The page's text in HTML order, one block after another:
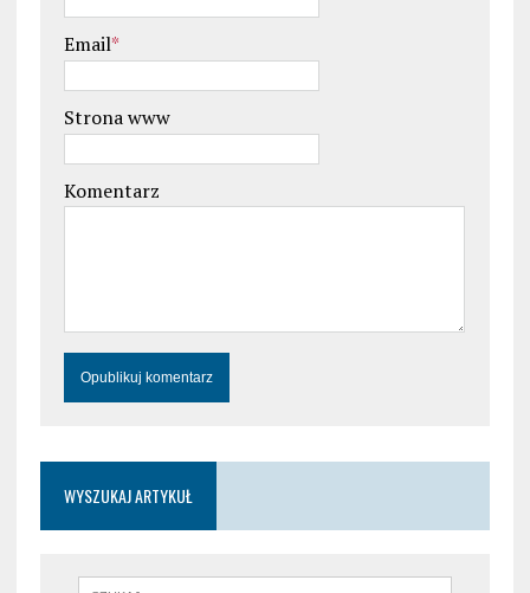
Email*
Strona www
Komentarz
WYSZUKAJ ARTYKUŁ